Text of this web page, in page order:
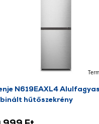
N619EAXL4
hűtőszekrény